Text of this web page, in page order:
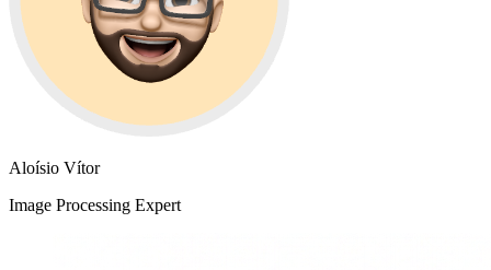
Aloísio Vítor
Image Processing Expert